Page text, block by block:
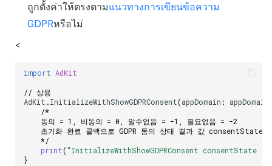
ถูกตั้งค่าให้ตรงตามแนวทางการเขียนข้อความ
GDPRหรือไม่
<
import AdKit
// 상용
AdKit .InitializeWithShowGDPRConsent(appDomain : appDomain
/*
    동의 = 1, 비동의 = 0, 알수없음 = -1, 필요없음 = -2
초기화 완료 콜백으로 GDPR 동의 상태 결과 값 consentState
    */
print("InitializeWithShowGDPRConsent consentState :
}